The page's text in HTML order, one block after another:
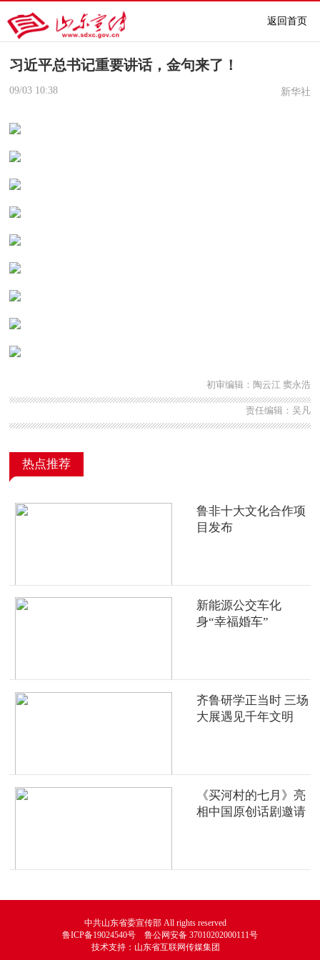
返回首页
习近平总书记重要讲话，金句来了！
09/03 10:38 新华社
初审编辑：陶云江 窦永浩
责任编辑：吴凡
热点推荐
鲁非十大文化合作项
目发布
新能源公交车化
身“幸福婚车”
齐鲁研学正当时 三场
大展遇见千年文明
《买河村的七月》亮
相中国原创话剧邀请
中共山东省委宣传部 All rights reserved
鲁ICP备19024540号 鲁公网安备 37010202000111号
技术支持：山东省互联网传媒集团